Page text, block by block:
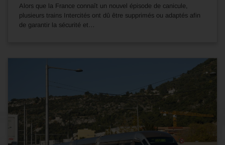
Alors que la France connaît un nouvel épisode de canicule,
plusieurs trains Intercités ont dû être supprimés ou adaptés afin
de garantir la sécurité et…